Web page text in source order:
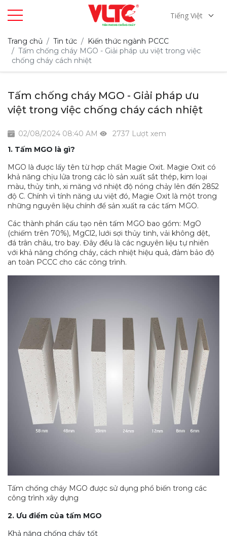
Tiếng Việt
Trang chủ Tin tức
Kiến thức ngành PCCC
Tấm chống cháy MGO - Giải pháp ưu việt trong việc
chống cháy cách nhiệt
Tấm chống cháy MGO - Giải pháp ưu
việt trong việc chống cháy cách nhiệt
02/08/2024 08:40 AM
2737 Lượt xem
1. Tấm MGO là gì?
MGO là được lấy tên từ hợp chất Magie Oxit. Magie Oxit có
khả năng chịu lửa trong các lò sản xuất sắt thép, kim loại
màu, thủy tinh, xi măng vớ nhiệt độ nóng chảy lên đến 2852
độ C. Chính vì tính năng ưu việt đó, Magie Oxit là một trong
những nguyên liệu chính để sản xuất ra các tấm MGO.
Các thành phần cấu tạo nên tấm MGO bao gồm: MgO
(chiếm trên 70%), MgCl2, lưới sợi thủy tinh, vải không dệt,
đá trân châu, tro bay. Đây đều là các nguyên liệu tự nhiên
với khả năng chống cháy, cách nhiệt hiệu quả, đảm bảo độ
an toàn PCCC cho các công trình.
Tấm chống cháy MGO được sử dụng phổ biến trong các
công trình xây dựng
2. Ưu điểm của tấm MGO
Khả năng chống cháy tốt